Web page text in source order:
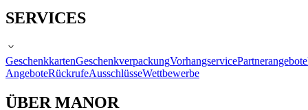
SERVICES
GeschenkkartenGeschenkverpackungVorhangservicePartnerangebote
AngeboteRückrufeAusschlüsseWettbewerbe
ÜBER MANOR